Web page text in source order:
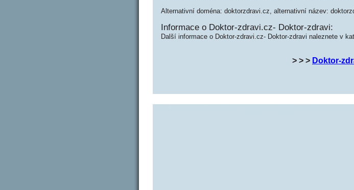
Alternativní doména: doktorzdravi.cz, alternativní název:
Informace o Doktor-zdravi.cz- Doktor-zdravi:
Další informace o Doktor-zdravi.cz- Doktor-zdravi naleznete v
> > > Doktor-